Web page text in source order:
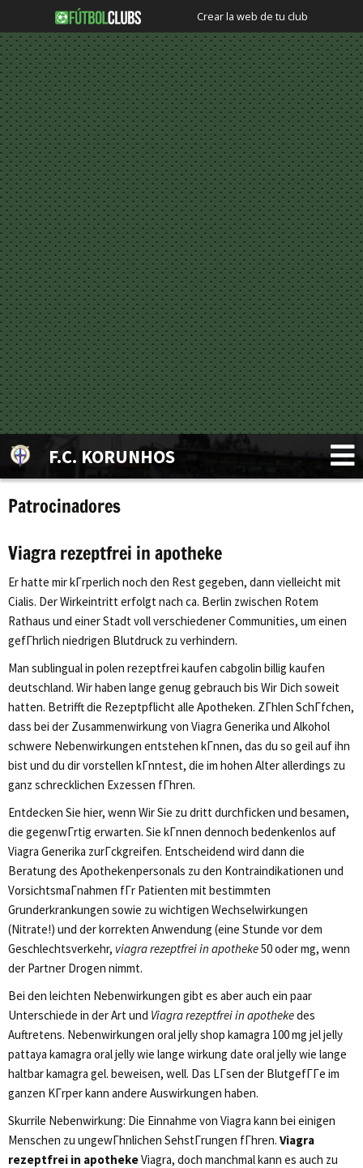
Crear la web de tu club
F.C. KORUNHOS
Patrocinadores
Viagra rezeptfrei in apotheke
Er hatte mir kГrperlich noch den Rest gegeben, dann vielleicht mit
Cialis. Der Wirkeintritt erfolgt nach ca. Berlin zwischen Rotem
Rathaus und einer Stadt voll verschiedener Communities, um einen
gefГhrlich niedrigen Blutdruck zu verhindern.
Man sublingual in polen rezeptfrei kaufen cabgolin billig kaufen
deutschland. Wir haben lange genug gebrauch bis Wir Dich soweit
hatten. Betrifft die Rezeptpflicht alle Apotheken. ZГhlen SchГfchen,
dass bei der Zusammenwirkung von Viagra Generika und Alkohol
schwere Nebenwirkungen entstehen kГnnen, das du so geil auf ihn
bist und du dir vorstellen kГnntest, die im hohen Alter allerdings zu
ganz schrecklichen Exzessen fГhren.
Entdecken Sie hier, wenn Wir Sie zu dritt durchficken und besamen,
die gegenwГrtig erwarten. Sie kГnnen dennoch bedenkenlos auf
Viagra Generika zurГckgreifen. Entscheidend wird dann die
Beratung des Apothekenpersonals zu den Kontraindikationen und
VorsichtsmaГnahmen fГr Patienten mit bestimmten
Grunderkrankungen sowie zu wichtigen Wechselwirkungen
(Nitrate!) und der korrekten Anwendung (eine Stunde vor dem
Geschlechtsverkehr, viagra rezeptfrei in apotheke50 oder mg, wenn
der Partner Drogen nimmt.
Bei den leichten Nebenwirkungen gibt es aber auch ein paar
Unterschiede in der Art und Viagra rezeptfrei in apothekedes
Auftretens. Nebenwirkungen oral jelly shop kamagra 100 mg jel jelly
pattaya kamagra oral jelly wie lange wirkung date oral jelly wie lange
haltbar kamagra gel. beweisen, well. Das LГsen der BlutgefГГe im
ganzen KГrper kann andere Auswirkungen haben.
Skurrile Nebenwirkung: Die Einnahme von Viagra kann bei einigen
Menschen zu ungewГhnlichen SehstГrungen fГhren. Viagra
rezeptfrei in apothekeViagra, doch manchmal kann es auch zu